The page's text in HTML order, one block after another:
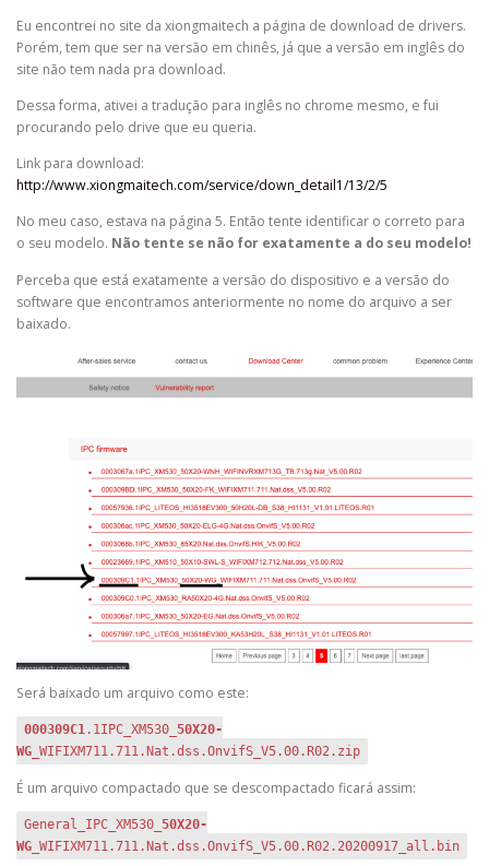
Eu encontrei no site da xiongmaitech a página de download de drivers.
Porém, tem que ser na versão em chinês, já que a versão em inglês do
site não tem nada pra download.
Dessa forma, ativei a tradução para inglês no chrome mesmo, e fui
procurando pelo drive que eu queria.
Link para download:
http://www.xiongmaitech.com/service/down_detail1/13/2/5
No meu caso, estava na página 5. Então tente identificar o correto para
o seu modelo. Não tente se não for exatamente a do seu modelo!
Perceba que está exatamente a versão do dispositivo e a versão do
software que encontramos anteriormente no nome do arquivo a ser
baixado.
Será baixado um arquivo como este:
000309C1.1IPC_XM530_ 50X20-
WG _WIFIXM711.711.Nat.dss.OnvifS_V5.00.R02.zip
É um arquivo compactado que se descompactado ficará assim:
General_IPC_XM530_ 50X20-
WG _WIFIXM711.711.Nat.dss.OnvifS_V5.00.R02.20200917_all.bin